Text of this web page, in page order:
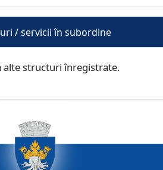
/ servicii în subordine
alte structuri înregistrate.